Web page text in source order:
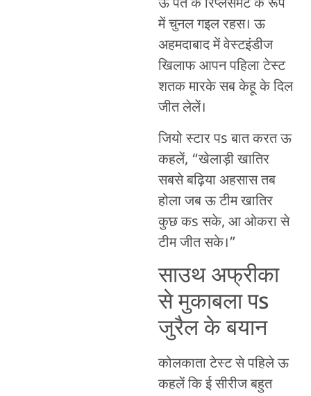
ऊ पंत के रिप्लेसमेंट के रूप
में चुनल गइल रहस। ऊ
अहमदाबाद में वेस्टइंडीज
खिलाफ आपन पहिला टेस्ट
शतक मारके सब केहू के दिल
जीत लेलें।
जियो स्टार पs बात करत ऊ
कहलें, “खेलाड़ी खातिर
सबसे बढ़िया अहसास तब
होला जब ऊ टीम खातिर
कुछ कs सके, आ ओकरा से
टीम जीत सके।”
साउथ अफ्रीका
से मुकाबला पs
जुरैल के बयान
कोलकाता टेस्ट से पहिले ऊ
कहलें कि ई सीरीज बहुत